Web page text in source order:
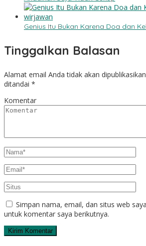
Genius Itu Bukan Karena Doa dan
Tinggalkan Balasan
Alamat email Anda tidak akan
ditandai *
Komentar
Simpan nama, email, dan situs web
untuk komentar saya berikutnya.